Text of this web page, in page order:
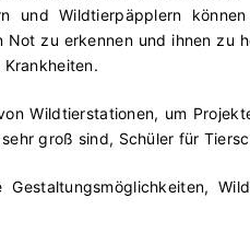
und Wildtierpäpplern
zu erkennen und ihnen zu
Wildtierstationen, um
groß sind, Schüler für
Gestaltungsmöglichkeiten,